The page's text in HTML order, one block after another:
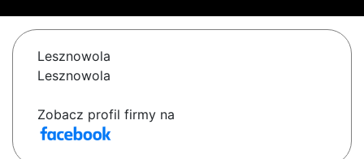
Lesznowola
Lesznowola
Zobacz profil firmy na